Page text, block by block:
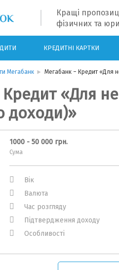
Кращі
фізичних та
КРЕДИТНІ КАРТКИ
Мегабанк Мегабанк – Кредит «Для
«Для
доходи)»
1000 - 50 000 грн.
Сума
Вік
Валюта
Час розгляду
Підтвердження доходу
Особливості